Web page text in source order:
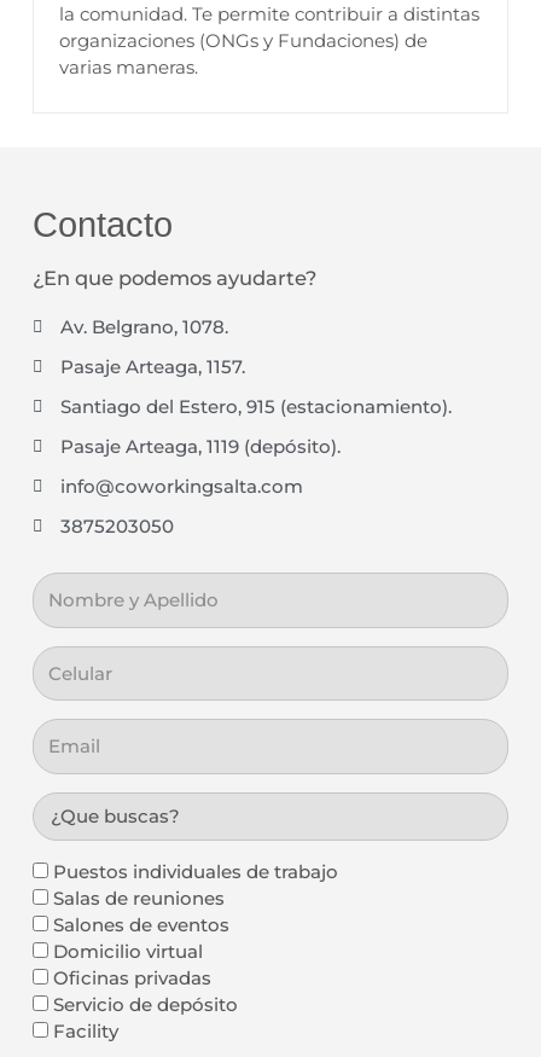
la comunidad. Te permite contribuir a distintas
organizaciones (ONGs y Fundaciones) de
varias maneras.
Contacto
¿En que podemos ayudarte?
Av. Belgrano, 1078.
Pasaje Arteaga, 1157.
Santiago del Estero, 915 (estacionamiento).
Pasaje Arteaga, 1119 (depósito).
info@coworkingsalta.com
3875203050
Nombre
y
Celular
Email
¿Que
buscas?
¿Que
servicio
necesitas?
Puestos individuales de trabajo
Salas de reuniones
Salones de eventos
Domicilio virtual
Oficinas privadas
Servicio de depósito
Facility